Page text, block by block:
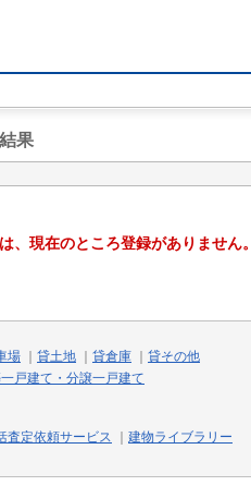
果
、現在のところ登録がありません。
場 貸土地 貸倉庫
貸その他
戸建て・分譲一戸建て
査定依頼サービス
建物ライブラリー